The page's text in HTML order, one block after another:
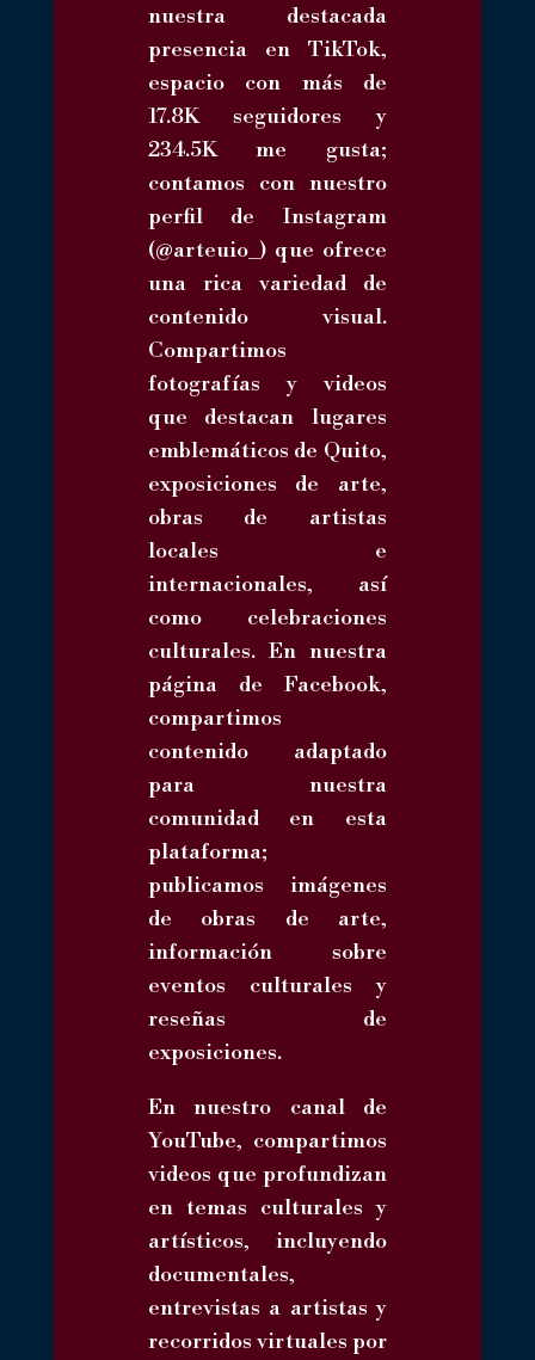
nuestra destacada
presencia en TikTok,
espacio con más de
17.8K seguidores y
234.5K me gusta;
contamos con nuestro
perfil de Instagram
(@arteuio_) que ofrece
una rica variedad de
contenido visual.
Compartimos
fotografías y videos
que destacan lugares
emblemáticos de Quito,
exposiciones de arte,
obras de artistas
locales e
internacionales, así
como celebraciones
culturales. En nuestra
página de Facebook,
compartimos
contenido adaptado
para nuestra
comunidad en esta
plataforma;
publicamos imágenes
de obras de arte,
información sobre
eventos culturales y
reseñas de
exposiciones.
En nuestro canal de
YouTube, compartimos
videos que profundizan
en temas culturales y
artísticos, incluyendo
documentales,
entrevistas a artistas y
recorridos virtuales por